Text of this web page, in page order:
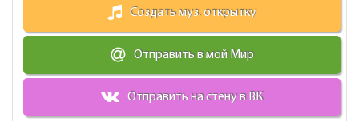
Создать муз. открытку
Отправить в мой Мир
Отправить на стену в ВК